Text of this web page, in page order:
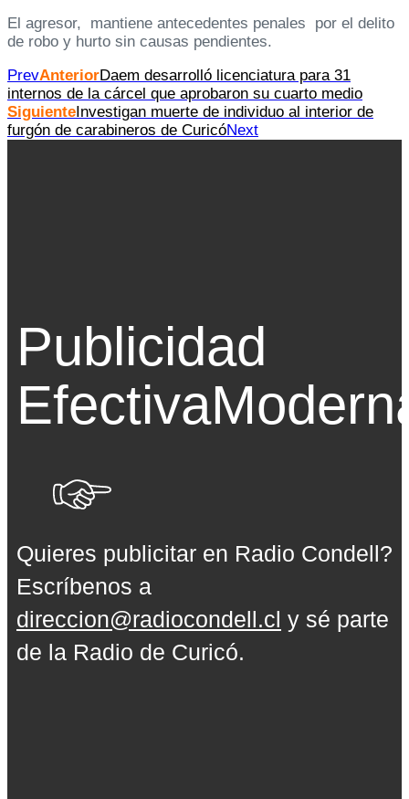
El agresor, mantiene antecedentes penales por el delito
de robo y hurto sin causas pendientes.
PrevAnteriorDaem desarrolló licenciatura para 31
internos de la cárcel que aprobaron su cuarto medio
SiguienteInvestigan muerte de individuo al interior de
furgón de carabineros de CuricóNext
Publicidad
Efectiva
Quieres publicitar en Radio Condell?
Escríbenos a
direccion@radiocondell.cl y sé parte
de la Radio de Curicó.